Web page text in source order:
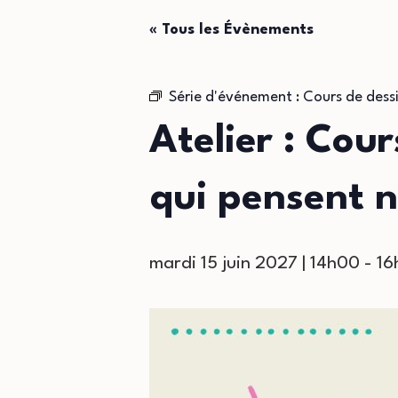
« Tous les Évènements
Série d'événement : Cours de
Atelier :
qui pensent
mardi 15 juin 2027 | 14h00 -